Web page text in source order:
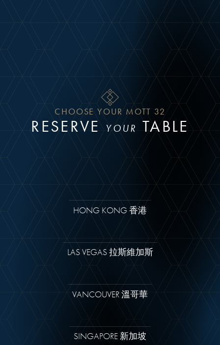
Skip to main content
CHOOSE YOUR MOTT 32
RESERVE YOUR TABLE
HONG KONG 香港
LAS VEGAS 拉斯維加斯
VANCOUVER 溫哥華
SINGAPORE 新加坡